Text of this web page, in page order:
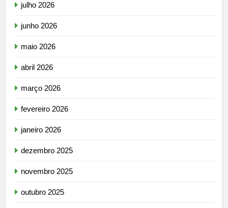
julho 2026
junho 2026
maio 2026
abril 2026
março 2026
fevereiro 2026
janeiro 2026
dezembro 2025
novembro 2025
outubro 2025